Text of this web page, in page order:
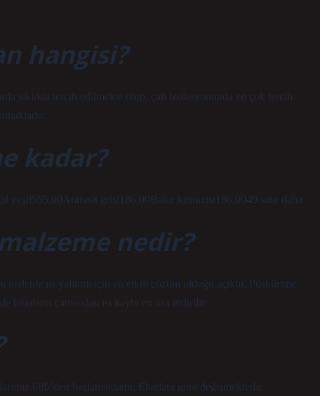
hangisi?
sıklıkla tercih edilmekte olup, çatı izolasyonunda en çok tercih
kadar?
grisi186,00Bakır kırmızısı186,0049 satır daha
nedir?
ısı yalıtımı için en etkili çözüm olduğu açıktır. Püskürtme
binaların çatısından ısı kaybı en aza indirilir.
68₺’den başlamaktadır. Ebatlara göre değişmektedir.